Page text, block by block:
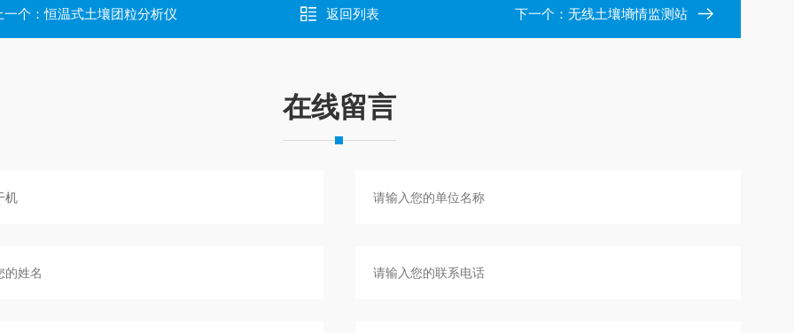
一个：恒温式土壤团粒分析仪 返回列表 下一个： 无线土壤墒情监测站
在线留言